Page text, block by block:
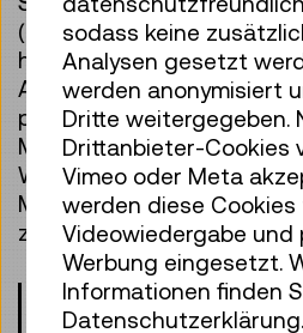
(un)gemütlich war das
heute? Was braucht es an
Arbeitskraft, damit Züge
pünktlich an ihr Ziel
Modelle mehr als nur „eine
Wohnzimmer“? Nächster
Museum Wien – wir freuen
zu begrüßen!
Bitte beachten Sie:
können nur in Begleitung
sodass keine
Analysen gesetzt
werden anonymisiert
Dritte weitergegeben.
Drittanbieter-Cookies
Vimeo oder Meta
werden diese
Videowiedergabe und
Werbung eingesetzt.
Informationen finden
Datenschutzerklärung.